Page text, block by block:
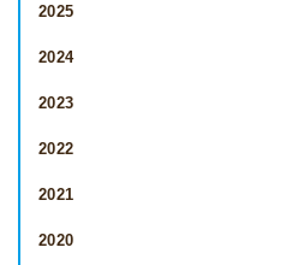
2025
2024
2023
2022
2021
2020